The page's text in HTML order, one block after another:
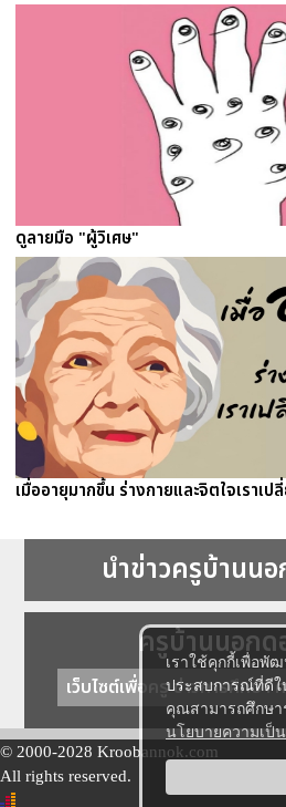
เราใช้คุกกี้เพื่อพั
ประสบการณ์ที่ดีใ
คุณสามารถศึกษา
นโยบายความเป็
ดูลายมือ "ผู้วิเศษ"
เมื่ออายุมากขึ้น ร่างกายและจิตใจเราเ
นำข่าวครูบ้านนอ
ครูบ้านนอก
เว็บไซต์เพื่อครู ข่าวการศึกษา
© 2000-2028 Kroobannok.com
All rights reserved.